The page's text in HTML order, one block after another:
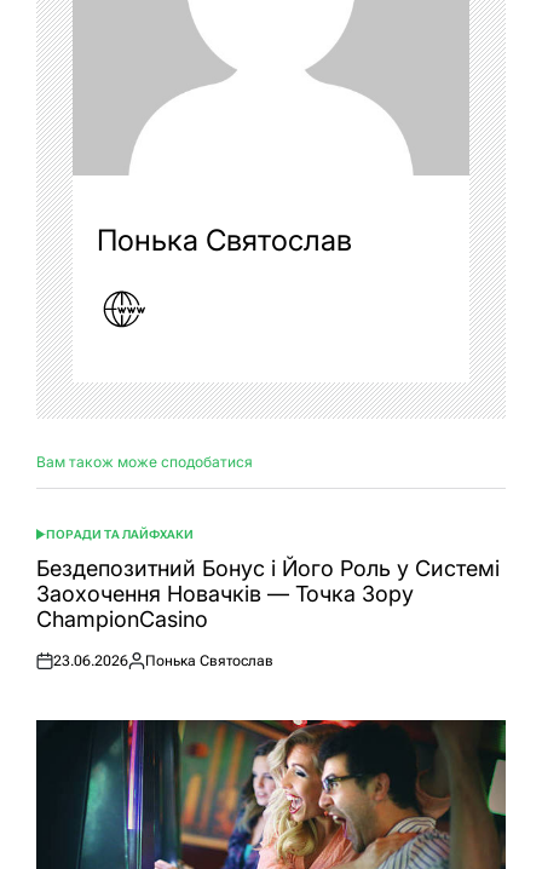
Понька Святослав
Вам також може сподобатися
ОПУБЛІКУВАТИ
У
ПОРАДИ ТА ЛАЙФХАКИ
Бездепозитний Бонус і Його Роль у Системі
Заохочення Новачків — Точка Зору
ChampionCasino
Оприлюднено
23.06.2026
Опубліковано
Понька Святослав